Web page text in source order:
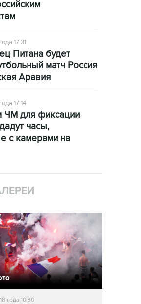
17:31
Питана будет
матч Россия
Аравия
17:14
ЧМ для фиксации
часы,
с камерами на
года 10:30